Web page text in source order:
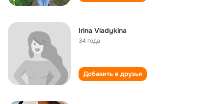
Irina Vladykina
34 года
Добавить в друзья